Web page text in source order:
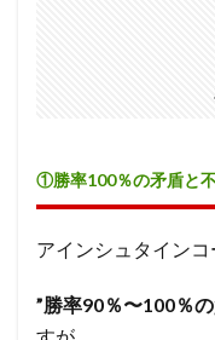
①勝率100％の矛盾と
アインシュタインコ
”勝率90％〜100％